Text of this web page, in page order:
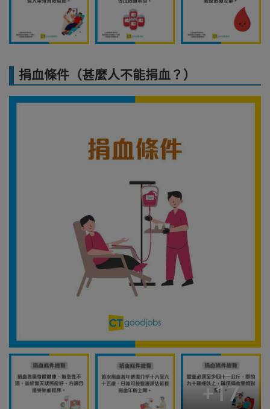
捐血條件（甚麼人不能捐血？）
+17